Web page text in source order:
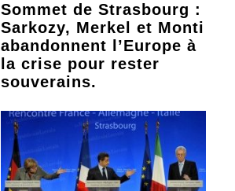
Sommet de Strasbourg :
Sarkozy, Merkel et Monti
abandonnent l’Europe à
la crise pour rester
souverains.